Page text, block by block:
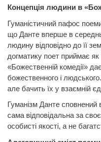
Концепція людини в
Гуманістичний пафос
що Данте вперше в
людину відповідно до її
догматику поет приймає як
«Божественній комедії»
божественного і
але бачить їх у взаємній
Гуманізм Данте сповнений
сама відповідальна за
особисті якості, а не